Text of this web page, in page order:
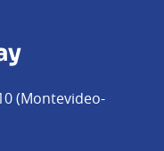
(Montevideo-